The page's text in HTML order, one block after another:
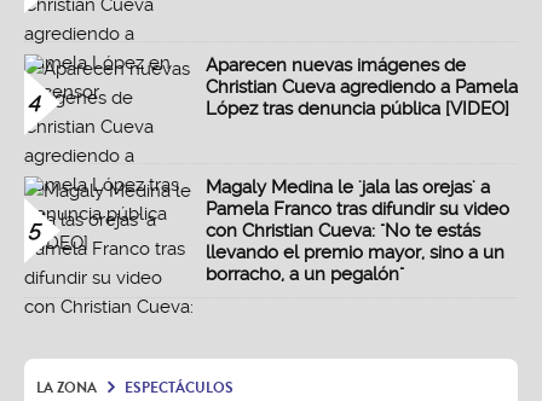
4
Aparecen nuevas imágenes de
Christian Cueva agrediendo a Pamela
López tras denuncia pública [VIDEO]
5
Magaly Medina le 'jala las orejas' a
Pamela Franco tras difundir su video
con Christian Cueva: "No te estás
llevando el premio mayor, sino a un
borracho, a un pegalón"
LA ZONA ESPECTÁCULOS